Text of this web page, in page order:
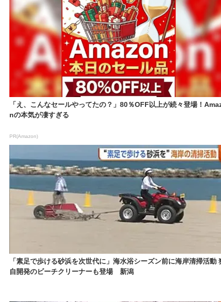
「え、こんなセールやってたの？」80％OFF以上が続々登場！
nの本気が凄すぎる
PR(Amazon)
「素足で歩ける砂浜を次世代に」海水浴シーズン前に海岸清掃活動
自開発のビーチクリーナーも登場 新潟